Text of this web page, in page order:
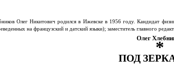
Олег Никитович родился в Ижевске в 1956 году. Кандидат
на французский и датский языки); заместитель главного
Олег *
ПОД